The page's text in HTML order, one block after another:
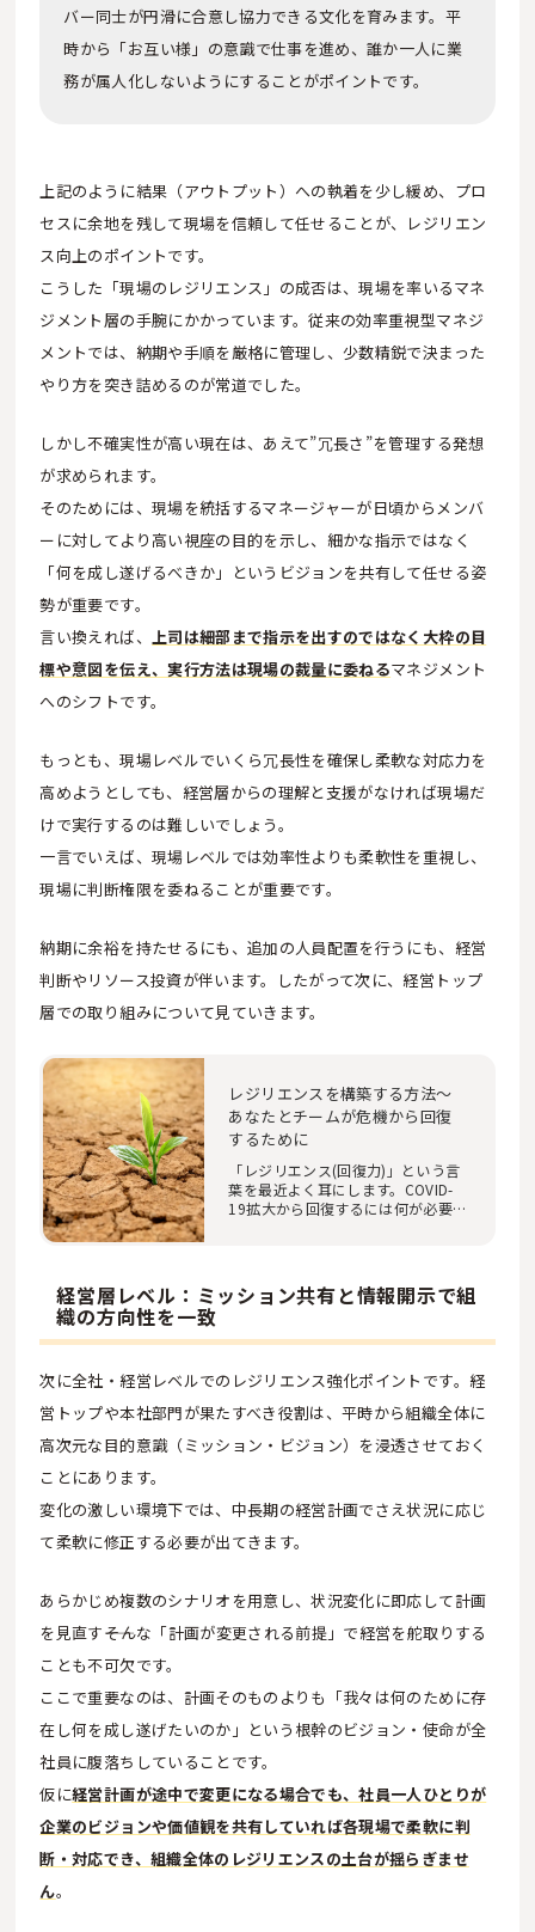
バー同士が円滑に合意し協力できる文化を育みます。平
時から「お互い様」の意識で仕事を進め、誰か一人に業
務が属人化しないようにすることがポイントです。
上記のように結果（アウトプット）への執着を少し緩め、プロ
セスに余地を残して現場を信頼して任せることが、レジリエン
ス向上のポイントです。
こうした「現場のレジリエンス」の成否は、現場を率いるマネ
ジメント層の手腕にかかっています。従来の効率重視型マネジ
メントでは、納期や手順を厳格に管理し、少数精鋭で決まった
やり方を突き詰めるのが常道でした。
しかし不確実性が高い現在は、あえて”冗長さ”を管理する発想
が求められます。
そのためには、現場を統括するマネージャーが日頃からメンバ
ーに対してより高い視座の目的を示し、細かな指示ではなく
「何を成し遂げるべきか」というビジョンを共有して任せる姿
勢が重要です。
言い換えれば、
上司は細部まで指示を出すのではなく大枠の目
標や意図を伝え、実行方法は現場の裁量に委ねるマネジメント
へのシフトです。
もっとも、現場レベルでいくら冗長性を確保し柔軟な対応力を
高めようとしても、経営層からの理解と支援がなければ現場だ
けで実行するのは難しいでしょう。
一言でいえば、現場レベルでは効率性よりも柔軟性を重視し、
現場に判断権限を委ねることが重要です。
納期に余裕を持たせるにも、追加の人員配置を行うにも、経営
判断やリソース投資が伴います。したがって次に、経営トップ
層での取り組みについて見ていきます。
レジリエンスを構築する方法～
あなたとチームが危機から回復
するために
「レジリエンス(回復力)」という言
葉を最近よく耳にします。COVID-
19拡大から回復するには何が必要
経営層レベル：ミッション共有と情報開示で組
織の方向性を一致
次に全社・経営レベルでのレジリエンス強化ポイントです。経
営トップや本社部門が果たすべき役割は、平時から組織全体に
高次元な目的意識（ミッション・ビジョン）を浸透させておく
ことにあります。
変化の激しい環境下では、中長期の経営計画でさえ状況に応じ
て柔軟に修正する必要が出てきます。
あらかじめ複数のシナリオを用意し、状況変化に即応して計画
を見直す――そんな「計画が変更される前提」で経営を舵取りする
ことも不可欠です。
ここで重要なのは、計画そのものよりも「我々は何のために存
在し何を成し遂げたいのか」という根幹のビジョン・使命が全
社員に腹落ちしていることです。
仮に経営計画が途中で変更になる場合でも、社員一人ひとりが
企業のビジョンや価値観を共有していれば各現場で柔軟に判
断・対応でき、組織全体のレジリエンスの土台が揺らぎませ
ん。